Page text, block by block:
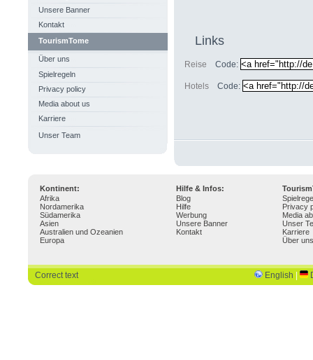
Unsere Banner
Kontakt
TourismTome
Über uns
Spielregeln
Privacy policy
Media about us
Karriere
Unser Team
Links
Reise Code:
Hotels Code:
Kontinent: Hilfe & Infos:
Afrika
Nordamerika
Südamerika
Asien
Australien und Ozeanien
Europa
Blog
Hilfe
Werbung
Unsere Banner
Kontakt
Privacy
Media
Unser
Karriere
Über uns
Correct text English